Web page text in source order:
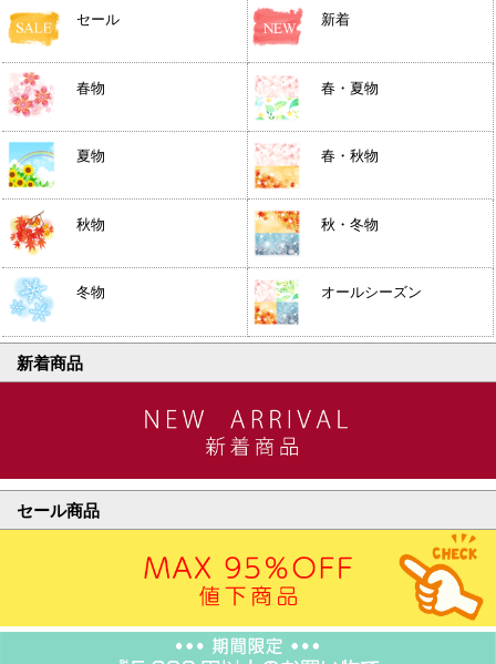
セール 新着
春物 春・夏物
夏物 春・秋物
秋物 秋・冬物
冬物 オールシーズン
新着商品
セール商品